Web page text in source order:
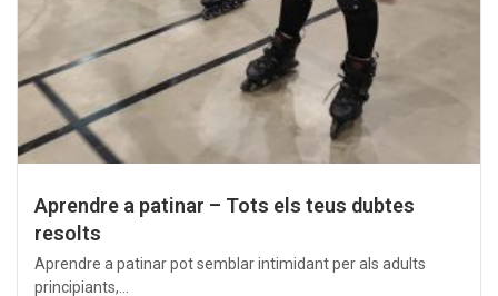
Aprendre a patinar – Tots els teus dubtes
resolts
Aprendre a patinar pot semblar intimidant per als adults
principiants,...